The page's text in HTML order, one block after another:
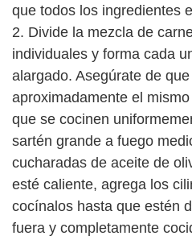
que todos los ingredientes
2. Divide la mezcla de
individuales y forma cada
alargado. Asegúrate de
aproximadamente el
que se cocinen
sartén grande a fuego
cucharadas de aceite de
esté caliente, agrega los
cocínalos hasta que estén
fuera y completamente